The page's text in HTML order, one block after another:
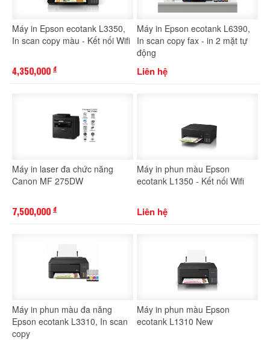
Máy in Epson ecotank L3350,
In scan copy màu - Kết nối Wifi
4,350,000 đ
Máy in Epson ecotank L6390,
In scan copy fax - in 2 mặt tự
động
Liên hệ
Máy in laser đa chức năng
Canon MF 275DW
7,500,000 đ
Máy in phun màu Epson
ecotank L1350 - Kết nối Wifi
Liên hệ
Máy in phun màu đa năng
Epson ecotank L3310, In scan
copy
Máy in phun màu Epson
ecotank L1310 New